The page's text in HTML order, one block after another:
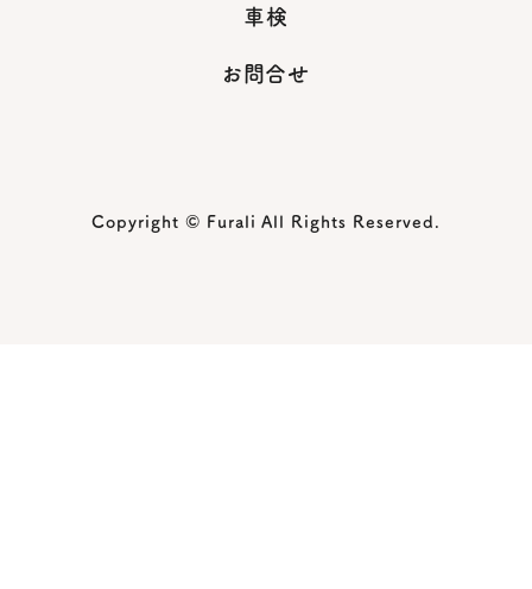
車検
お問合せ
Copyright © Furali All Rights Reserved.